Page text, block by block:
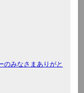
のみなさまありがと